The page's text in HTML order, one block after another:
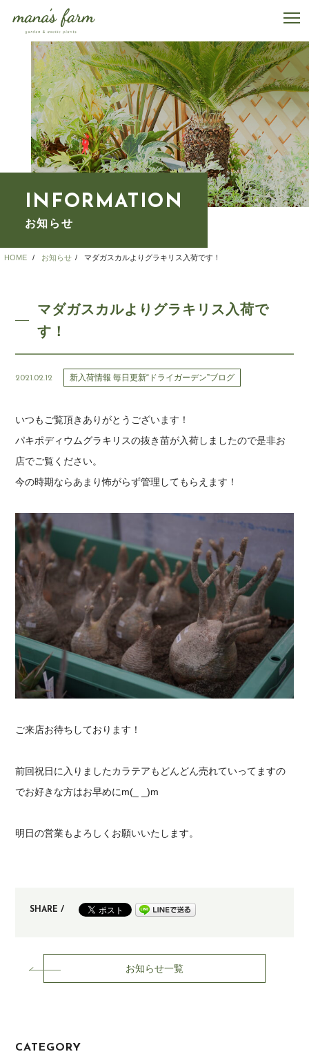
INFORMATION
お知らせ
HOME お知らせ マダガスカルよりグラキリス入荷です！
マダガスカルよりグラキリス入荷で
す！
2021.02.12 新入荷情報 毎日更新“ドライガーデン”ブログ
いつもご覧頂きありがとうございます！
パキポディウムグラキリスの抜き苗が入荷しましたので是非お
店でご覧ください。
今の時期ならあまり怖がらず管理してもらえます！
ご来店お待ちしております！
前回祝日に入りましたカラテアもどんどん売れていってますの
でお好きな方はお早めにm(_ _)m
明日の営業もよろしくお願いいたします。
SHARE /
お知らせ一覧
CATEGORY